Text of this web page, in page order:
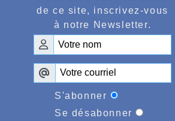
de ce site, inscrivez-vous
à notre Newsletter.
S'abonner
Se désabonner